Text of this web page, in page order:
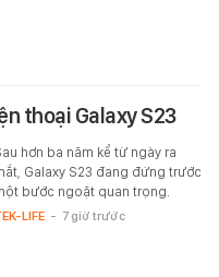
thoại Galaxy S23
hơn ba năm kể từ ngày ra
Galaxy S23 đang đứng trước
bước ngoặt quan trọng.
LIFE - 7 giờ trước